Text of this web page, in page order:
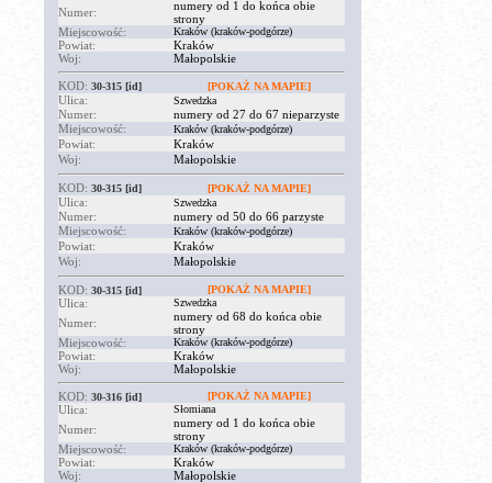
Numer:
numery od 1 do końca obie
strony
Miejscowość:
Kraków (kraków-podgórze)
Powiat:
Kraków
Woj:
Małopolskie
KOD: 30-315 [id] [POKAŻ NA MAPIE]
Ulica: Szwedzka
Numer:
numery od 27 do 67 nieparzyste
Miejscowość:
Kraków (kraków-podgórze)
Powiat:
Kraków
Woj:
Małopolskie
KOD: 30-315 [id] [POKAŻ NA MAPIE]
Ulica: Szwedzka
Numer:
numery od 50 do 66 parzyste
Miejscowość:
Kraków (kraków-podgórze)
Powiat:
Kraków
Woj:
Małopolskie
KOD: 30-315 [id] [POKAŻ NA MAPIE]
Ulica: Szwedzka
Numer:
numery od 68 do końca obie
strony
Miejscowość:
Kraków (kraków-podgórze)
Powiat:
Kraków
Woj:
Małopolskie
KOD: 30-316 [id] [POKAŻ NA MAPIE]
Ulica: Słomiana
Numer:
numery od 1 do końca obie
strony
Miejscowość:
Kraków (kraków-podgórze)
Powiat:
Kraków
Woj:
Małopolskie